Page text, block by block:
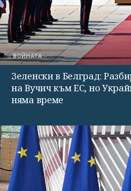
ВОЙНАТА
Зеленски в Белград:
на Вучич към ЕС, но
няма време